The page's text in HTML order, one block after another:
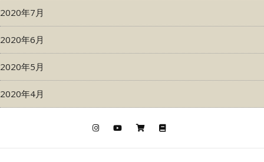
2020年7月
2020年6月
2020年5月
2020年4月